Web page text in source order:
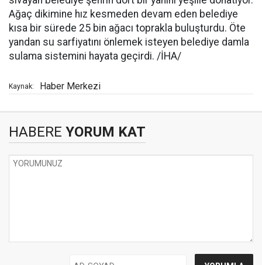
Ağaç dikimine hız kesmeden devam eden belediye
kısa bir sürede 25 bin ağacı toprakla buluşturdu. Öte
yandan su sarfiyatını önlemek isteyen belediye damla
sulama sistemini hayata geçirdi. /İHA/
Kaynak: Haber Merkezi
HABERE YORUM KAT